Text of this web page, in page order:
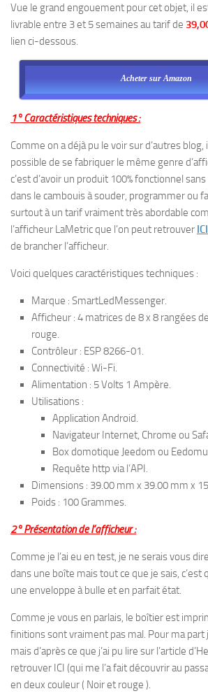
Vue le grand engouement pour cet objet, il
livrable entre 3 et 5 semaines au tarif de
lien ci-dessous.
Acheter sur Amazon
1° Caractéristiques techniques :
Comme on a déjà pu le voir sur d’autres
possible de se fabriquer le même genre
c’est d’avoir un produit 100% fonctionnel
dans le cambouis à souder, programmer ou
surtout à un tarif vraiment très abordable
l’afficheur LaMetric que l’on peut retrouver ICI
de brancher l’afficheur.
Voici quelques caractéristiques techniques :
Marque : SmartLedMessenger.
Afficheur : 4 matrices de 8 x 8 rangées
rouge.
Contrôleur : ESP 8266-01.
Connectivité : Wi-Fi.
Alimentation : 5 Volts 1 Ampère.
Utilisations :
Application Android.
Navigateur Internet, Chrome ou
Box domotique Jeedom ou
Requête http via l’API.
Dimensions : 39.00 mm x 39.00 mm x
Poids : 100 Grammes.
2° Présentation de l’afficheur :
Comme je l’ai eu en test, je ne serais vous
dans une boîte mais tout ce que je sais, c’est
une enveloppe à bulle et en parfait état.
Comme je vous en parlais, le boîtier est
finitions sont vraiment pas mal. Pour ma part
mais d’après ce que j’ai pu lire sur l’article
retrouver ICI (qui me l’a fait découvrir au
en deux couleur ( Noir et rouge ).